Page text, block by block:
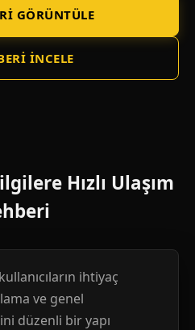
GÖRÜNTÜLE
İNCELE
Hızlı Ulaşım
ihtiyaç
ve genel
düzenli bir yapı